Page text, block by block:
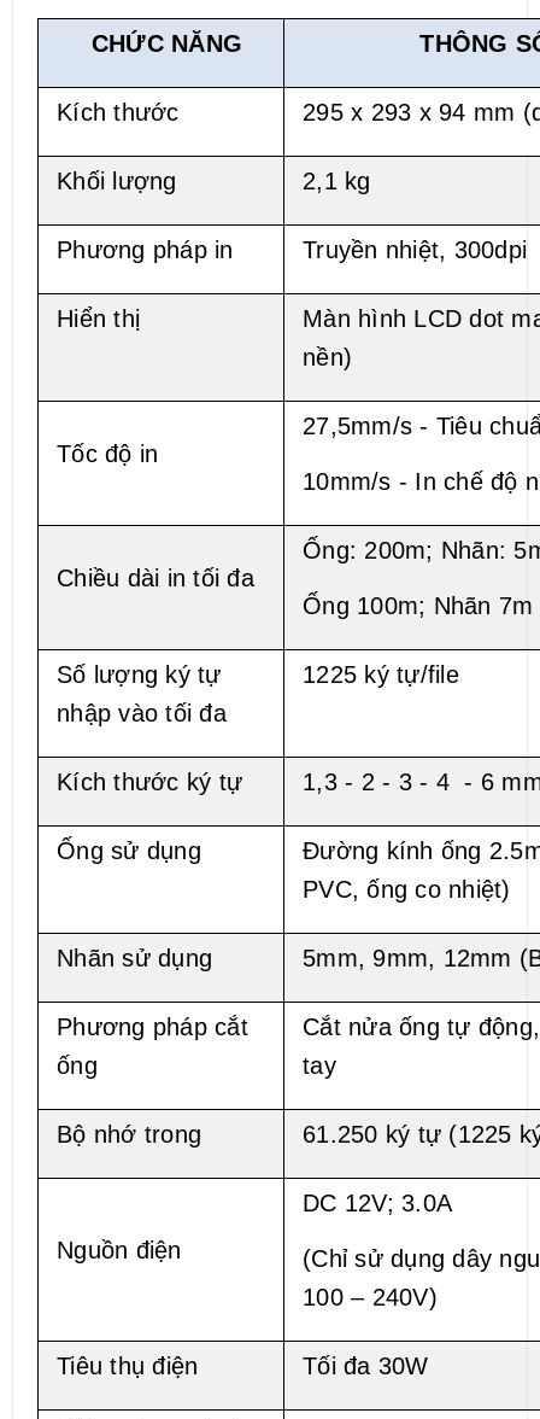
CHỨC NĂNG THÔNG
Kích thước 295 x 293 x 94 mm
Khối lượng 2,1 kg
Phương pháp in Truyền nhiệt, 300dpi
Hiển thị
Màn hình LCD dot
nền)
Tốc độ in
27,5mm/s - Tiêu
10mm/s - In chế độ
Chiều dài in tối đa
Ống: 200m; Nhãn:
Ống 100m; Nhãn
Số lượng ký tự
nhập vào tối đa
1225 ký tự/file
Kích thước ký tự 1,3 - 2 - 3 - 4 - 6
Ống sử dụng
Đường kính ống
PVC, ống co nhiệt)
Nhãn sử dụng 5mm, 9mm, 12mm
Phương pháp cắt
ống
Cắt nửa ống tự
tay
Bộ nhớ trong 61.250 ký tự (1225
Nguồn điện
DC 12V; 3.0A
(Chỉ sử dụng dây
100 – 240V)
Tiêu thụ điện Tối đa 30W